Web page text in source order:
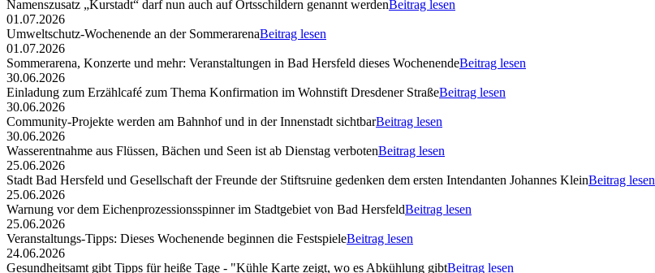
Namenszusatz „Kurstadt“ darf nun auch auf Ortsschildern genannt werdenBeitrag lesen
01.07.2026
Umweltschutz-Wochenende an der SommerarenaBeitrag lesen
01.07.2026
Sommerarena, Konzerte und mehr: Veranstaltungen in Bad Hersfeld dieses WochenendeBeitrag lesen
30.06.2026
Einladung zum Erzählcafé zum Thema Konfirmation im Wohnstift Dresdener StraßeBeitrag lesen
30.06.2026
Community-Projekte werden am Bahnhof und in der Innenstadt sichtbarBeitrag lesen
30.06.2026
Wasserentnahme aus Flüssen, Bächen und Seen ist ab Dienstag verbotenBeitrag lesen
25.06.2026
Stadt Bad Hersfeld und Gesellschaft der Freunde der Stiftsruine gedenken dem ersten Intendanten Johannes KleinBeitrag lesen
25.06.2026
Warnung vor dem Eichenprozessionsspinner im Stadtgebiet von Bad HersfeldBeitrag lesen
25.06.2026
Veranstaltungs-Tipps: Dieses Wochenende beginnen die FestspieleBeitrag lesen
24.06.2026
Gesundheitsamt gibt Tipps für heiße Tage - "Kühle Karte zeigt, wo es Abkühlung gibtBeitrag lesen